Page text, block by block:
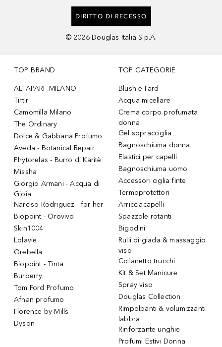
DIRITTO DI RECESSO
© 2026 Douglas Italia S.p.A.
TOP BRAND
ALFAPARF MILANO
Tirtir
Camomilla Milano
The Ordinary
Dolce & Gabbana Profumo
Aveda - Botanical Repair
Phytorelax - Burro di Karitè
Missha
Giorgio Armani - Acqua di
Gioia
Narciso Rodriguez - for her
Biopoint - Orovivo
Skin1004
Lolavie
Orebella
Biopoint - Tinta
Burberry
Tom Ford Profumo
Afnan profumo
Florence by Mills
Dyson
TOP CATEGORIE
Blush e Fard
Acqua micellare
Crema corpo profumata
donna
Gel sopracciglia
Bagnoschiuma donna
Elastici per capelli
Bagnoschiuma uomo
Accessori ciglia finte
Termoprotettori
Arricciacapelli
Spazzole rotanti
Bigodini
Rulli di giada & massaggio
viso
Cofanetto trucchi
Kit & Set Manicure
Spray viso
Douglas Collection
Rimpolpanti & volumizzanti
labbra
Rinforzante unghie
Profumi Estivi Donna